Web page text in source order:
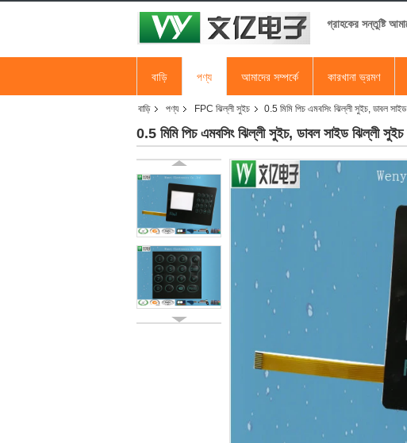
গ্রাহকের সন্তুষ্টি
বাড়ি পণ্য আমাদের সম্পর্কে কারখানা ভ্রমণ
বাড়ি পণ্য FPC ঝিল্লী সুইচ 0.5 মিমি পিচ এমবসিং ঝিল্লী সুইচ, ডাবল
0.5 মিমি পিচ এমবসিং ঝিল্লী সুইচ, ডাবল সাইড ঝিল্লী সুইচ